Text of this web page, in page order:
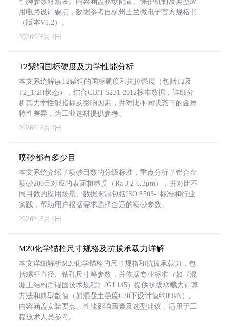
用电路设计要点，数据参考自杭州士兰微电子官方规格书
（版本V1.2）。
2026年8月4日
T2紫铜国标硬度及力学性能分析
本文系统解读T2紫铜的国标硬度和抗拉强度（包括T2及
T2_1/2H状态），结合GB/T 5231-2012标准数据，详细分
析其力学性能指标及影响因素，并对比不同状态下的金属
特性差异，为工业选材提供参考。
2026年8月4日
喷砂都有多少目
本文系统介绍了喷砂目数的分级标准，重点分析了铝合金
喷砂200目对应的表面粗糙度（Ra 3.2-6.3μm），并对比不
同目数的应用场景。数据来源包括ISO 8503-1标准和行业
实践，帮助用户根据需求选择合适的喷砂参数。
2026年8月4日
M20化学锚栓尺寸规格及抗拔承载力详解
本文详细解析M20化学锚栓的尺寸规格和抗拔承载力，包
括螺杆直径、钻孔尺寸等参数，并依据专业标准（如《混
凝土结构后锚固技术规程》JGJ 145）提供抗拔承载力计算
方法和典型数值（如混凝土强度C30下设计值约80kN）。
内容涵盖安装要点、性能影响因素及选型建议，适用于工
程技术人员参考。